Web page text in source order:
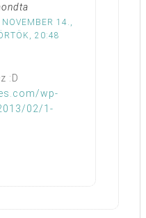
14.,
20:48
:D
wp-
02/1-